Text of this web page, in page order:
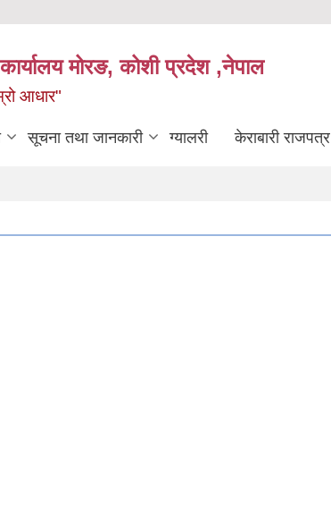
कार्यालय मोरङ, कोशी प्रदेश ,नेपाल
आधार"
सूचना तथा जानकारी ग्यालरी केराबारी राजपत्र